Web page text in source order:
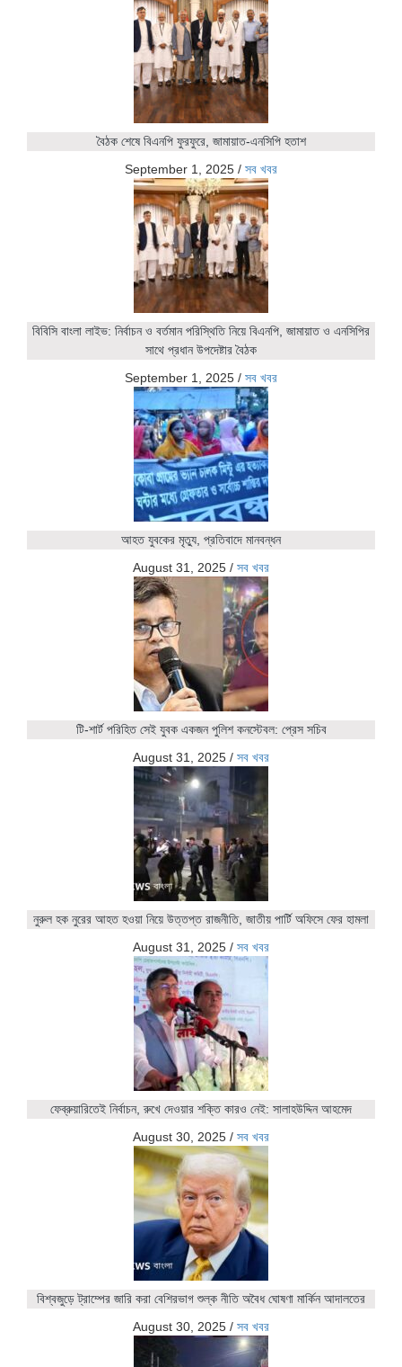
বৈঠক শেষে বিএনপি ফুরফুরে, জামায়াত-এনসিপি হতাশ
September 1, 2025 / সব খবর
বিবিসি বাংলা লাইভ: নির্বাচন ও বর্তমান পরিস্থিতি নিয়ে বিএনপি, জামায়াত ও এনসিপির
সাথে প্রধান উপদেষ্টার বৈঠক
September 1, 2025 / সব খবর
আহত যুবকের মৃত্যু, প্রতিবাদে মানবন্ধন
August 31, 2025 / সব খবর
টি-শার্ট পরিহিত সেই যুবক একজন পুলিশ কনস্টেবল: প্রেস সচিব
August 31, 2025 / সব খবর
নুরুল হক নুরের আহত হওয়া নিয়ে উত্তপ্ত রাজনীতি, জাতীয় পার্টি অফিসে ফের হামলা
August 31, 2025 / সব খবর
ফেব্রুয়ারিতেই নির্বাচন, রুখে দেওয়ার শক্তি কারও নেই: সালাহউদ্দিন আহমেদ
August 30, 2025 / সব খবর
বিশ্বজুড়ে ট্রাম্পের জারি করা বেশিরভাগ শুল্ক নীতি অবৈধ ঘোষণা মার্কিন আদালতের
August 30, 2025 / সব খবর